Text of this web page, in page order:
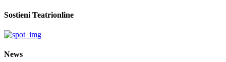
Sostieni Teatrionline
News